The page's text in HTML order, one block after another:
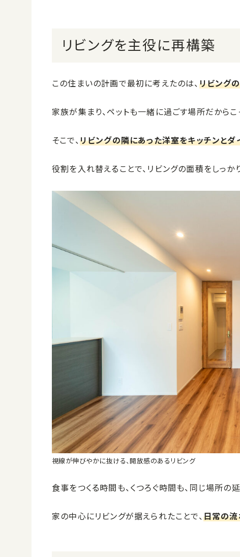
リビングを主役に再構築
この住まいの計画で最初に考えたのは、 リビング
家族が集まり、ペットも一緒に過ごす場所だから
そこで、リビングの隣にあった洋室をキッチンとダ
役割を入れ替えることで、リビングの面積をしっか
視線が伸びやかに抜ける、開放感のあるリビング
食事をつくる時間も、くつろぐ時間も、同じ場所の
家の中心にリビングが据えられたことで、日常の流